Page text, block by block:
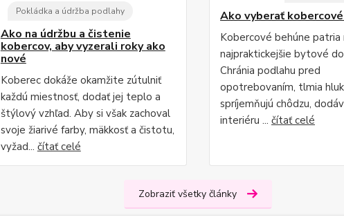
Pokládka a údržba podlahy
Ako na údržbu a čistenie
kobercov, aby vyzerali roky ako
nové
Koberec dokáže okamžite zútulniť
každú miestnosť, dodať jej teplo a
štýlový vzhľad. Aby si však zachoval
svoje žiarivé farby, mäkkosť a čistotu,
vyžad... čítať celé
Ako vyberať
Kobercové behúne patria
najpraktickejšie bytové
Chránia podlahu pred
opotrebovaním, tlmia
spríjemňujú chôdzu,
interiéru ... čítať celé
Zobraziť všetky články